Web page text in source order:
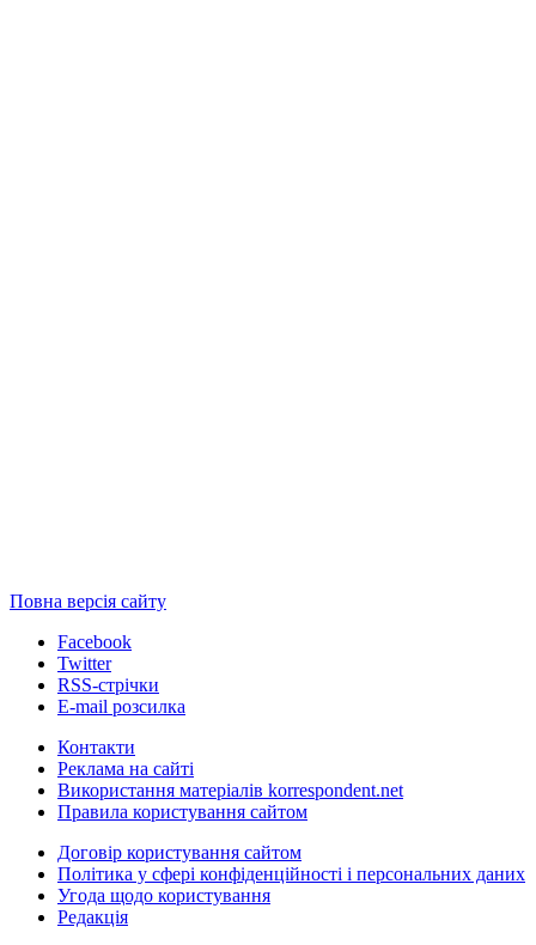
Повна версія сайту
Facebook
Twitter
RSS-стрічки
E-mail розсилка
Контакти
Реклама на сайті
Використання матеріалів korrespondent.net
Правила користування сайтом
Договір користування сайтом
Політика у сфері конфіденційності і персональних даних
Угода щодо користування
Редакція